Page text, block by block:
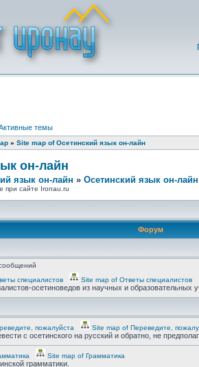
темы
» Site map of Осетинский язык он-лайн
он-лайн
язык он-лайн » Осетинский язык он-лайн
при сайте Ironau.ru
Форум
специалистов Site map of Ответы специалистов
осетиноведов из научных и
пожалуйста Site map of Переведите,
с осетинского на русский и обратно, не
Site map of Грамматика
грамматики.